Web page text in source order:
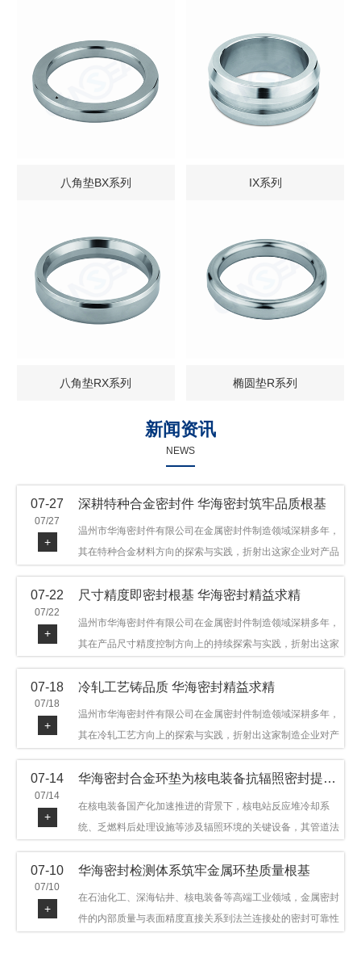
八角垫BX系列 IX系列
八角垫RX系列 椭圆垫R系列
新闻资讯
NEWS
07-27
07/27
+
深耕特种合金密封件 华海密封筑牢品质根基
温州市华海密封件有限公司在金属密封件制造领域深耕多年，
其在特种合金材料方向的探索与实践，折射出这家企业对产品
品，可提供多种材质方案，在石油机械、管道法兰、采油树、
07-22
07/22
+
尺寸精度即密封根基 华海密封精益求精
温州市华海密封件有限公司在金属密封件制造领域深耕多年，
其在产品尺寸精度控制方向上的持续探索与实践，折射出这家
产品，广泛应用于石油机械、管道法兰、采油树、井口装置等
领域。本文从尺寸精度的技术内涵及企业工艺积累等角度，呈
现华海密封在该领域的务实探索与稳步发展。
07-18
07/18
+
冷轧工艺铸品质 华海密封精益求精
温州市华海密封件有限公司在金属密封件制造领域深耕多年，
其在冷轧工艺方向上的探索与实践，折射出这家制造企业对产
品，广泛应用于石油机械、管道法兰、采油树、井口装置等领
步发展。
07-14
07/14
+
华海密封合金环垫为核电装备抗辐照密封提供可靠保障
在核电装备国产化加速推进的背景下，核电站反应堆冷却系
统、乏燃料后处理设施等涉及辐照环境的关键设备，其管道法
定与密封可靠。温州市华海密封件科技有限公司深耕金属密封
领域二十余年，依托八角垫、椭圆垫及RX/BX系列高压环垫等
全系列产品，以特种合金材质体系，为核电装备抗辐照密封提
供针对性配套方案。
07-10
07/10
+
华海密封检测体系筑牢金属环垫质量根基
在石油化工、深海钻井、核电装备等高端工业领域，金属密封
件的内部质量与表面精度直接关系到法兰连接处的密封可靠性